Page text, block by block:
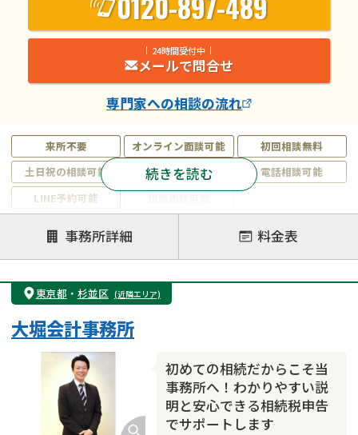
来所不要 オンライン面談可能
初回相談無料
土日祝の相談可能
19時以降電話可能
電話相談可能
LINE予約可能
注力案件
遺言書作成・遺言執行
相続放棄
相続登記
遺産分割
遺留分侵害額請求
相続税申告
相続手続き
銀行手続き
成年後見・任意後見
相続人調査
相続トラブル
続きを読む
24時間受付中
メールで問合せ
専門家への相談の流れ
事務所詳細 料金表
東京都 ・ 杉並区 (近隣エリア)
初めての相続だからこそ当
事務所へ！わかりやすい説
明と安心できる相続税申告
でサポートします
大堀会計事務所